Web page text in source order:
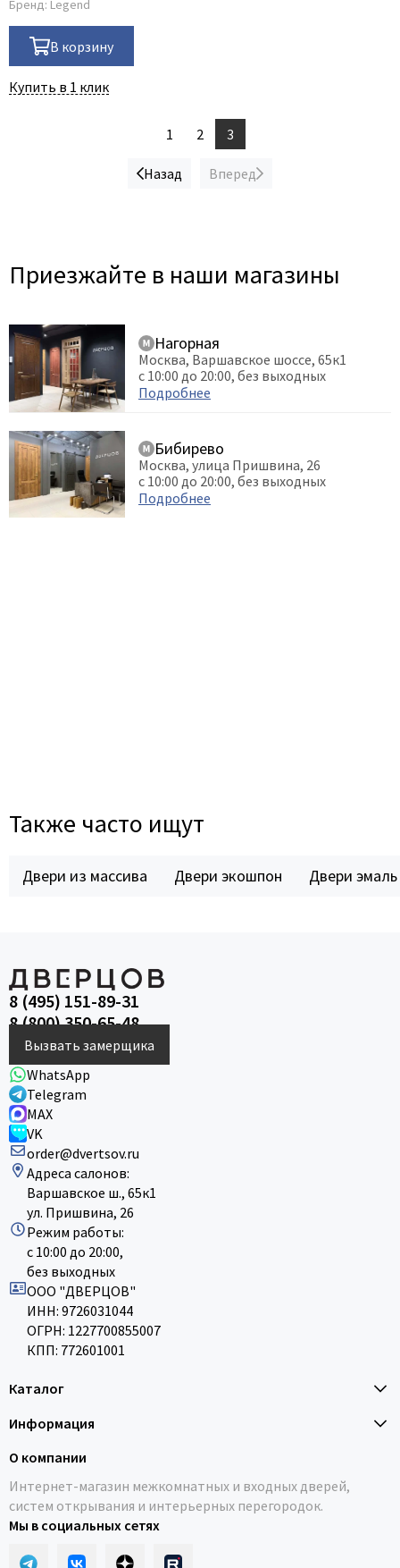
Бренд: Legend
В корзину
Купить в 1 клик
Назад
1 2 3
Вперед
Приезжайте в наши магазины
Нагорная
Москва, Варшавское шоссе, 65к1
с 10:00 до 20:00, без выходных
Подробнее
Бибирево
Москва, улица Пришвина, 26
с 10:00 до 20:00, без выходных
Подробнее
Также часто ищут
Двери из массива Двери экошпон Двери эмаль
8 (495) 151-89-31
8 (800) 350-65-48
Вызвать замерщика
WhatsApp
Telegram
MAX
VK
order@dvertsov.ru
Адреса салонов:
Варшавское ш., 65к1
ул. Пришвина, 26
Режим работы:
с 10:00 до 20:00,
без выходных
ООО "ДВЕРЦОВ"
ИНН: 9726031044
ОГРН: 1227700855007
КПП: 772601001
Каталог
Информация
О компании
Интернет-магазин межкомнатных и входных дверей,
систем открывания и интерьерных перегородок.
Мы в социальных сетях